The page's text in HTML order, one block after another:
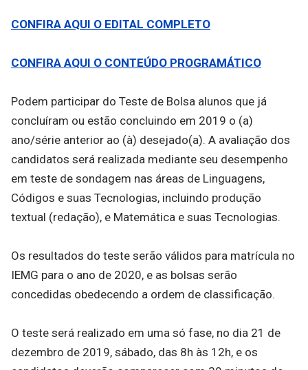
CONFIRA AQUI O EDITAL COMPLETO
CONFIRA AQUI O CONTEÚDO PROGRAMÁTICO
Podem participar do Teste de Bolsa alunos que já
concluíram ou estão concluindo em 2019 o (a)
ano/série anterior ao (à) desejado(a). A avaliação dos
candidatos será realizada mediante seu desempenho
em teste de sondagem nas áreas de Linguagens,
Códigos e suas Tecnologias, incluindo produção
textual (redação), e Matemática e suas Tecnologias.
Os resultados do teste serão válidos para matrícula no
IEMG para o ano de 2020, e as bolsas serão
concedidas obedecendo a ordem de classificação.
O teste será realizado em uma só fase, no dia 21 de
dezembro de 2019, sábado, das 8h às 12h, e os